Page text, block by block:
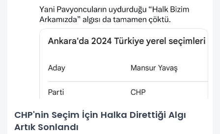
CHP'nin Seçim İçin Halka Direttiği Algı
Artık Sonlandı